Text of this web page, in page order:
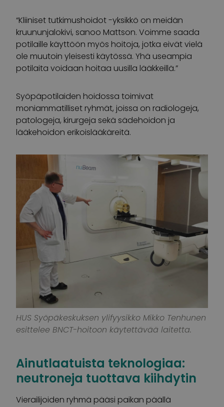
“Kliiniset tutkimushoidot -yksikkö on meidän
kruununjalokivi, sanoo Mattson. Voimme saada
potilaille käyttöön myös hoitoja, jotka eivät vielä
ole muutoin yleisesti käytössä. Yhä useampia
potilaita voidaan hoitaa uusilla lääkkeillä.”
Syöpäpotilaiden hoidossa toimivat
moniammatilliset ryhmät, joissa on radiologeja,
patologeja, kirurgeja sekä sädehoidon ja
lääkehoidon erikoislääkäreitä.
HUS Syöpäkeskuksen ylifyysikko Mikko Tenhunen
esittelee BNCT-hoitoon käytettävää laitetta.
Ainutlaatuista teknologiaa:
neutroneja tuottava kiihdytin
Vierailijoiden ryhmä pääsi paikan päällä